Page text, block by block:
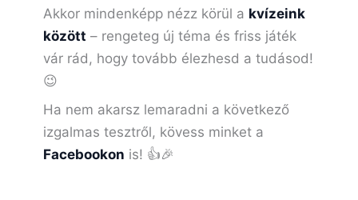
Akkor mindenképp nézz körül a kvízeink
között – rengeteg új téma és friss játék
vár rád, hogy tovább élezhesd a tudásod!
😉
Ha nem akarsz lemaradni a következő
izgalmas tesztről, kövess minket a
Facebookon is! 👍🎉